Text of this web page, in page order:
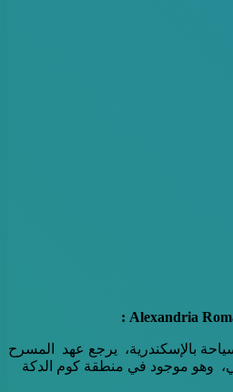
بالإسكندرية، يرجع عهد المسرح
وهو موجود في منطقة كوم الدكة